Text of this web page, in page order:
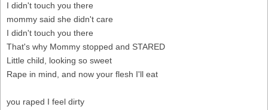
I didn't touch you there
mommy said she didn't care
I didn't touch you there
That's why Mommy stopped and STARED
Little child, looking so sweet
Rape in mind, and now your flesh I'll eat
you raped I feel dirty